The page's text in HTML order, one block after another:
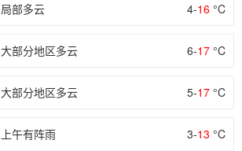
局部多云 4-16 °C
大部分地区多云 6-17 °C
大部分地区多云 5-17 °C
上午有阵雨 3-13 °C